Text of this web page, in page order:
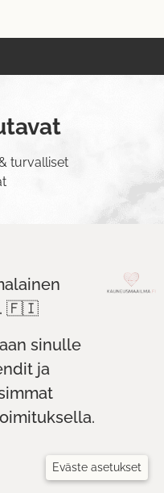
turvalliset
🇫🇮
sinulle
ja
Eväste asetukset